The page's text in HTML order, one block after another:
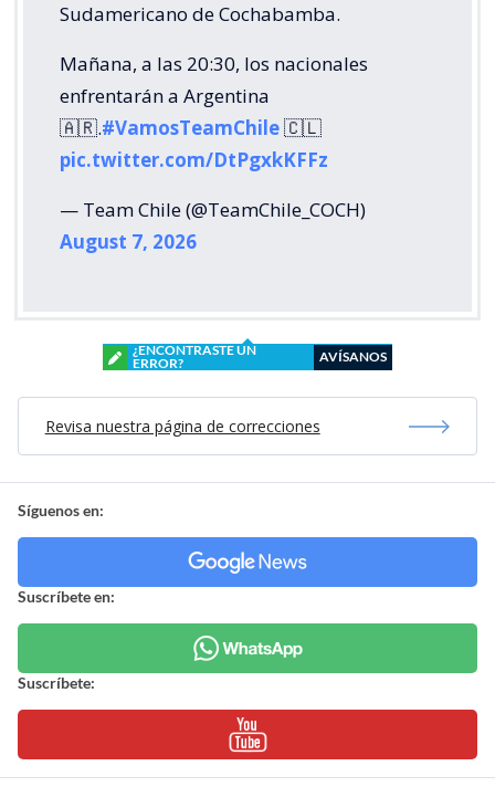
Sudamericano de Cochabamba.
Mañana, a las 20:30, los nacionales
enfrentarán a Argentina
🇦🇷.#VamosTeamChile🇨🇱
pic.twitter.com/DtPgxkKFFz
— Team Chile (@TeamChile_COCH)
August 7, 2026
¿ENCONTRASTE UN
ERROR?
AVÍSANOS
Revisa nuestra página de correcciones
Síguenos en:
Suscríbete en:
Suscríbete: